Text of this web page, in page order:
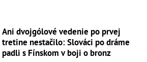
Ani dvojgólové vedenie po prvej
tretine nestačilo: Slováci po dráme
padli s Fínskom v boji o bronz